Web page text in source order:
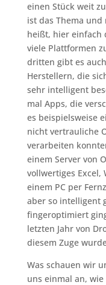
einen Stück weit
ist das Thema
heißt, hier einfach
viele Plattformen
dritten gibt es
Herstellern, die
sehr intelligent
mal Apps, die
es beispielsweise
nicht vertrauliche
verarbeiten
einem Server von
vollwertiges Excel,
einem PC per
aber so intelligent
fingeroptimiert
letzten Jahr von
diesem Zuge
Was schauen wir
uns einmal an,